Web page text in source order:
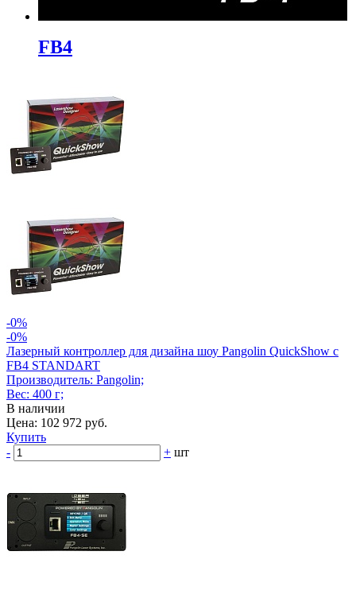
FB4
-0%
-0%
Лазерный контроллер для дизайна шоу Pangolin QuickShow с
FB4 STANDART
Производитель: Pangolin;
Вес: 400 г;
В наличии
Цена: 102 972 руб.
Купить
-
+ шт